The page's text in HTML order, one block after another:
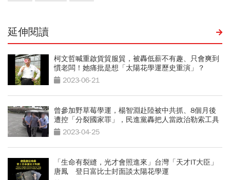
延伸閱讀
柯文哲喊重啟貨貿服貿，被轟低薪不有趣、只會爽到
慣老闆！她痛批是想「太陽花學運歷史重演」？
2023-06-21
曾參加野草莓學運，楊智淵赴陸被中共抓、8個月後
遭控「分裂國家罪」，民進黨轟把人當政治勒索工具
2023-04-25
「生命有裂縫，光才會照進來」台灣「天才IT大臣」
唐鳳 登日富比士封面談太陽花學運